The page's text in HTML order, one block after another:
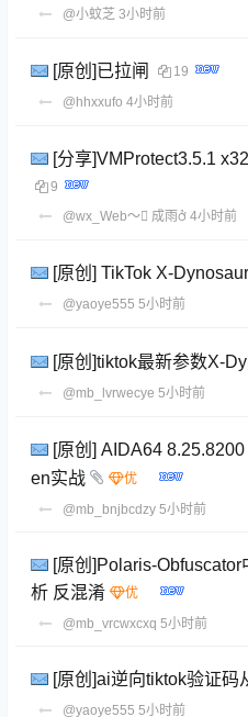
@小蚊芝 3小时前
[原创]已拉闸
19
@hhxxufo 4小时前
[分享]VMProtect3.5.1
9
@wx_Web～ 成雨 4小时前
[原创] TikTok X-
@yaoye555 5小时前
[原创]tiktok最新参数X-
@mb_lvrwecye 5小时前
[原创] AIDA64
en实战
@mb_bnjbcdzy 5小时前
[原创]Polaris-
析 反混淆
@mb_vrcwxcxq 5小时前
[原创]ai逆向tiktok验证码
@yaoye555 5小时前